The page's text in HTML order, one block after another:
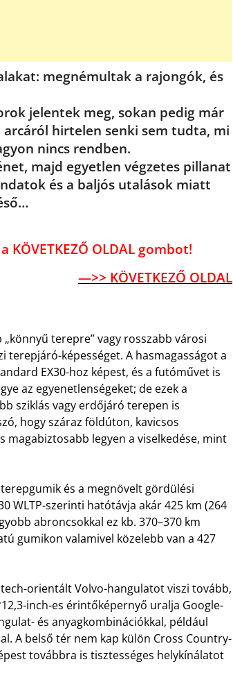
megnémultak a rajongók, és
jelentek meg, sokan pedig már
hirtelen senki sem tudta, mi
nincs rendben.
majd egyetlen végzetes pillanat
és a baljós utalások miatt
OLDAL gombot!
—>> KÖVETKEZŐ OLDAL
terepre” vagy rosszabb városi
terepjáró-képességet. A hasmagasságot a
EX30-hoz képest, és a futóművet is
az egyenetlenségeket; de ezek a
sziklás vagy erdőjáró terepen is
hogy száraz földúton, kavicsos
magabiztosabb legyen a viselkedése, mint
és a megnövelt gördülési
WLTP-szerinti hatótávja akár 425 km (264
abroncsokkal ez kb. 370–370 km
gumikon valamivel közelebb van a 427
orientált Volvo-hangulatot viszi tovább,
inch-es érintőképernyő uralja Google-
és anyagkombinációkkal, például
A belső tér nem kap külön Cross Country-
továbbra is tisztességes helykínálatot